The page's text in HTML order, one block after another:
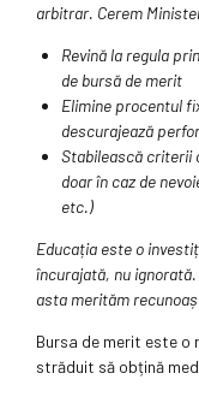
arbitrar. Cerem
Revină la regula
de bursă de merit
Elimine procentul
descurajează
Stabilească criterii
doar în caz de
etc.)
Educația este o
încurajată, nu
asta merităm
Bursa de merit este o
străduit să obțină